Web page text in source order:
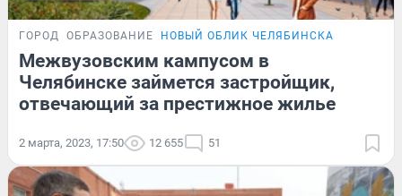
ГОРОД ОБРАЗОВАНИЕ НОВЫЙ ОБЛИК ЧЕЛЯБИНСКА
Межвузовским кампусом в
Челябинске займется застройщик,
отвечающий за престижное жилье
2 марта, 2023, 17:50 12 655 51